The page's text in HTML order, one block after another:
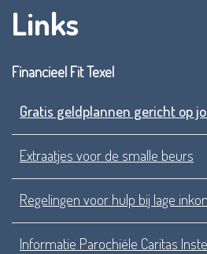
Links
Financieel Fit Texel
Gratis geldplannen gericht op
Extraatjes voor de smalle beurs
Regelingen voor hulp bij lage
Informatie Parochiële Caritas